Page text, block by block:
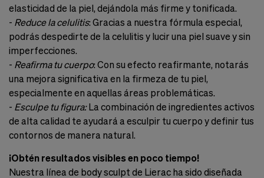
elasticidad de la piel, dejándola más firme y tonificada.
- Reduce la celulitis: Gracias a nuestra fórmula especial,
podrás despedirte de la celulitis y lucir una piel suave y sin
imperfecciones.
- Reafirma tu cuerpo: Con su efecto reafirmante, notarás
una mejora significativa en la firmeza de tu piel,
especialmente en aquellas áreas problemáticas.
- Esculpe tu figura:La combinación de ingredientes activos
de alta calidad te ayudará a esculpir tu cuerpo y definir tus
contornos de manera natural.
¡Obtén resultados visibles en poco tiempo!
Nuestra línea de body sculpt de Lierac ha sido diseñada